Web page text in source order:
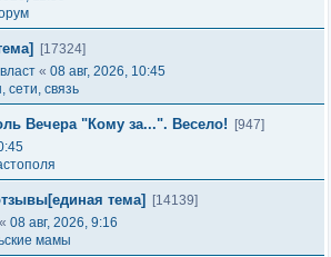
[17324]
« 08 авг, 2026, 10:45
сети, связь
Вечера "Кому за...". Весело!
[947]
тема]
[14139]
« 08 авг, 2026, 9:16
мамы